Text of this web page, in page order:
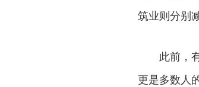
筑业则分别
此前，
更是多数人